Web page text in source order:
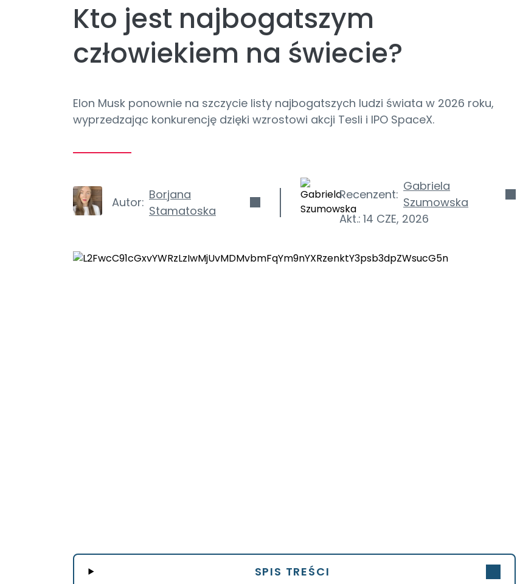
Kto jest najbogatszym
człowiekiem na świecie?
Elon Musk ponownie na szczycie listy najbogatszych ludzi świata w 2026 roku,
wyprzedzając konkurencję dzięki wzrostowi akcji Tesli i IPO SpaceX.
Autor:
Borjana
Stamatoska
Recenzent:
Gabriela
Szumowska
Akt.: 14 CZE, 2026
SPIS TREŚCI